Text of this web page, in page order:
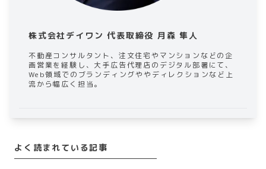
株式会社デイワン 代表取締役 月森 隼人
不動産コンサルタント、注文住宅やマンションなどの企
画営業を経験し、大手広告代理店のデジタル部署にて、
Web領域でのブランディングややディレクションなど上
流から幅広く担当。
よく読まれている記事